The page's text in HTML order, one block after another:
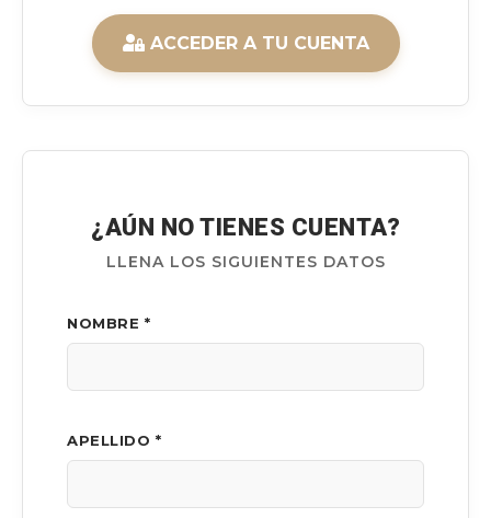
ACCEDER A TU CUENTA
¿AÚN NO TIENES CUENTA?
LLENA LOS SIGUIENTES DATOS
NOMBRE *
APELLIDO *